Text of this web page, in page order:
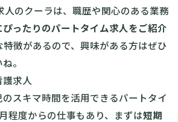
人のクーラは、職歴や関心のある業務
ぴったりのパートタイム求人をご紹介
特徴があるので、興味がある方はぜひ
。
求人
スキマ時間を活用できるパートタイ
程度からの仕事もあり、まずは短期